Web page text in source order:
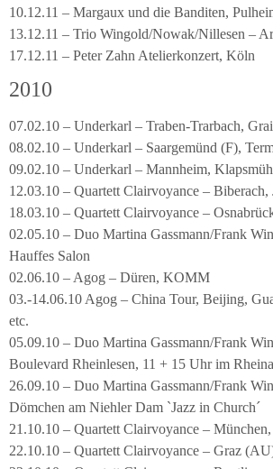
10.12.11 – Margaux und die Banditen,
13.12.11 – Trio Wingold/Nowak/Nillesen –
17.12.11 – Peter Zahn Atelierkonzert, Köln
2010
07.02.10 – Underkarl – Traben-Trarbach,
08.02.10 – Underkarl – Saargemünd (F),
09.02.10 – Underkarl – Mannheim,
12.03.10 – Quartett Clairvoyance – Biberach,
18.03.10 – Quartett Clairvoyance –
02.05.10 – Duo Martina Gassmann/Frank
Hauffes Salon
02.06.10 – Agog – Düren, KOMM
03.-14.06.10 Agog – China Tour, Beijing,
etc.
05.09.10 – Duo Martina Gassmann/Frank
Boulevard Rheinlesen, 11 + 15 Uhr im
26.09.10 – Duo Martina Gassmann/Frank
Dömchen am Niehler Dam `Jazz in Church´
21.10.10 – Quartett Clairvoyance –
22.10.10 – Quartett Clairvoyance – Graz